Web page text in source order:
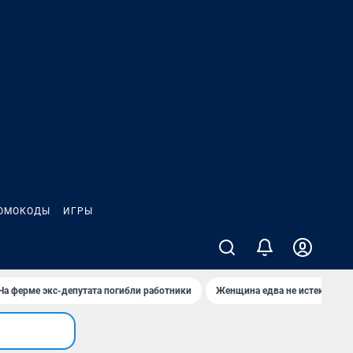
ИГРЫ
ферме экс-депутата погибли работники Женщина едва не истекла